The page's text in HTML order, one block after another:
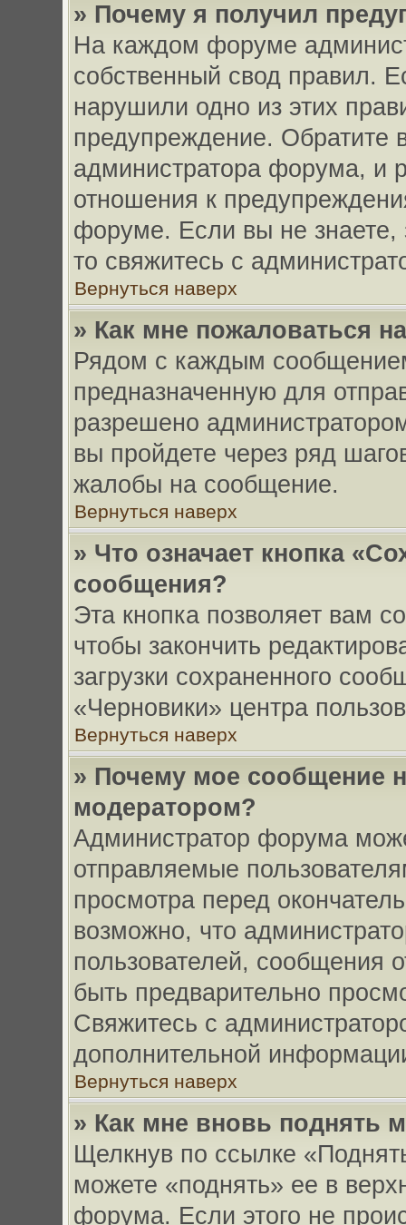
» Почему я получил
На каждом форуме
собственный свод правил.
нарушили одно из этих
предупреждение. Обратите
администратора форума, и
отношения к
форуме. Если вы не знаете,
то свяжитесь с
Вернуться наверх
» Как мне пожаловаться
Рядом с каждым
предназначенную для
разрешено
вы пройдете через ряд
жалобы на сообщение.
Вернуться наверх
» Что означает кнопка
сообщения?
Эта кнопка позволяет вам
чтобы закончить
загрузки сохраненного
«Черновики» центра
Вернуться наверх
» Почему мое сообщение
модератором?
Администратор форума
отправляемые
просмотра перед
возможно, что
пользователей, сообщения
быть предварительно
Свяжитесь с
дополнительной
Вернуться наверх
» Как мне вновь поднять
Щелкнув по ссылке
можете «поднять» ее в
форума. Если этого не